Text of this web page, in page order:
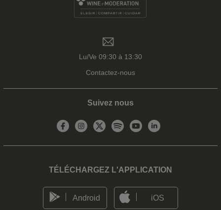
Lu/Ve 09:30 à 13:30
Contactez-nous
Suivez nous
TÉLÉCHARGEZ L'APPLICATION
Android iOS